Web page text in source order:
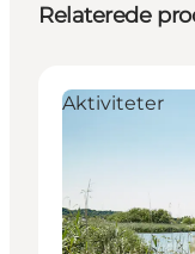
Relaterede
Aktiviteter